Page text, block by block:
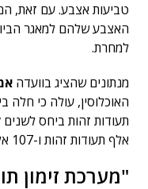
טביעות אצבע. עם זאת,
האצבע שלהם למאגר
למחרת.
מנתונים שהציג בוועדה
אלף תעודות זהות ו-107 אלף דרכונים ביומטריים.
"מערכת זימון